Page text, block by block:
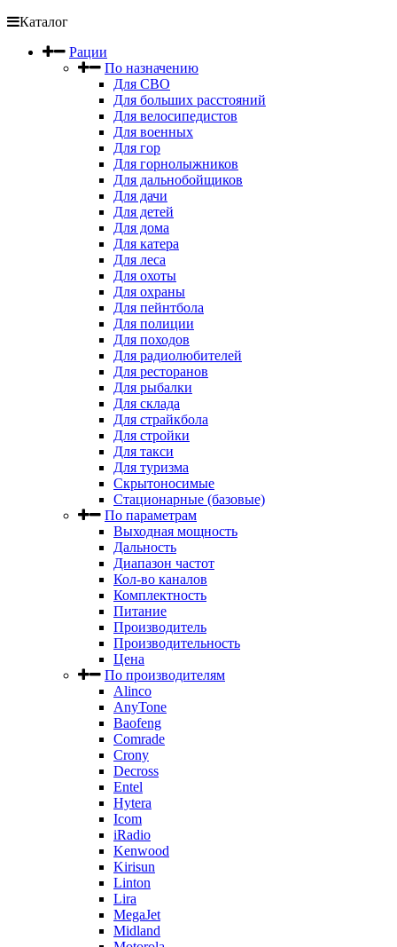
Каталог
Рации
По назначению
Для СВО
Для больших расстояний
Для велосипедистов
Для военных
Для гор
Для горнолыжников
Для дальнобойщиков
Для дачи
Для детей
Для дома
Для катера
Для леса
Для охоты
Для охраны
Для пейнтбола
Для полиции
Для походов
Для радиолюбителей
Для ресторанов
Для рыбалки
Для склада
Для страйкбола
Для стройки
Для такси
Для туризма
Скрытоносимые
Стационарные (базовые)
По параметрам
Выходная мощность
Дальность
Диапазон частот
Кол-во каналов
Комплектность
Питание
Производитель
Производительность
Цена
По производителям
Alinco
AnyTone
Baofeng
Comrade
Crony
Decross
Entel
Hytera
Icom
iRadio
Kenwood
Kirisun
Linton
Lira
MegaJet
Midland